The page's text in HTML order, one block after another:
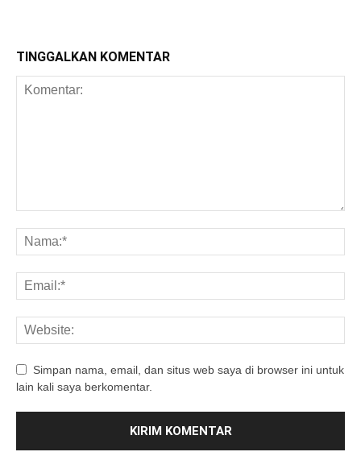
TINGGALKAN KOMENTAR
Simpan nama, email, dan situs web saya di browser ini untuk
lain kali saya berkomentar.